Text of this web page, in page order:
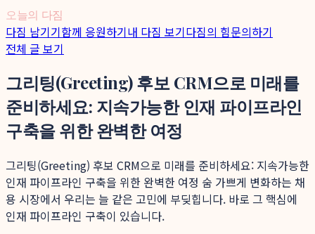
오늘의 다짐
다짐 남기기함께 응원하기내 다짐 보기다짐의 힘문의하기
전체 글 보기
그리팅(Greeting) 후보 CRM으로 미래를
준비하세요: 지속가능한 인재 파이프라인
구축을 위한 완벽한 여정
그리팅(Greeting) 후보 CRM으로 미래를 준비하세요: 지속가능한
인재 파이프라인 구축을 위한 완벽한 여정 숨 가쁘게 변화하는 채
용 시장에서 우리는 늘 같은 고민에 부딪힙니다. 바로 그 핵심에
인재 파이프라인 구축이 있습니다.